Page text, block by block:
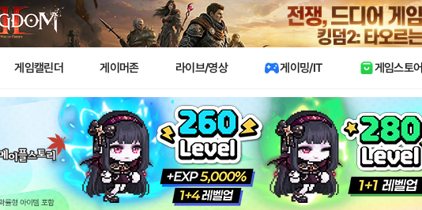
게임캘린더 게이머존 라이브/영상 게이밍/IT 게임스토어